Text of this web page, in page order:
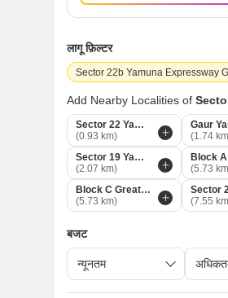
लागू फ़िल्टर
Add Nearby Localities of Sector
Sector 22 Yamuna Expressway Greater Noida
(0.93 km)
(1.74
Sector 19 Yamuna Expressway Greater Noida
(2.07 km)
(5.73
Block C Greater Noida
(5.73 km)
(7.55
बजट